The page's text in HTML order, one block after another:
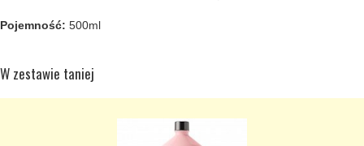
Pojemność: 500ml
W zestawie taniej